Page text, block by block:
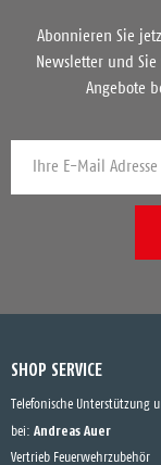
Abonnieren Sie
Newsletter und
Angebote
SHOP SERVICE
Telefonische Unterstützung
bei: Andreas Auer
Vertrieb Feuerwehrzubehör